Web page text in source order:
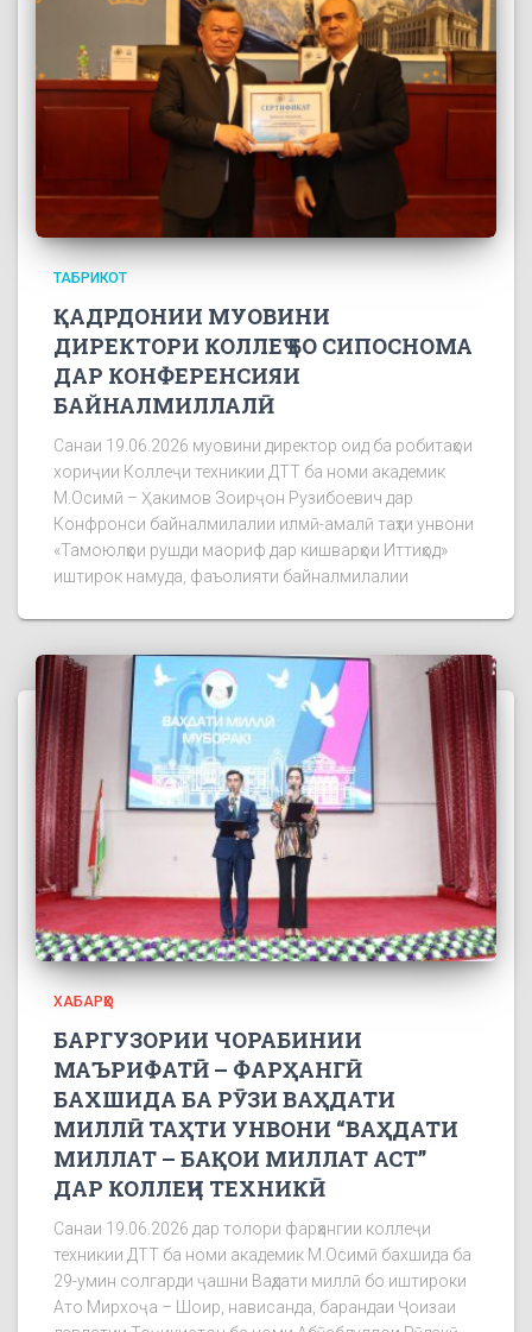
ТАБРИКОТ
ҚАДРДОНИИ МУОВИНИ
ДИРЕКТОРИ КОЛЛЕҶ БО СИПОСНОМА
ДАР КОНФЕРЕНСИЯИ
БАЙНАЛМИЛЛАЛӢ
Санаи 19.06.2026 муовини директор оид ба робитаҳои
хориҷии Коллеҷи техникии ДТТ ба номи академик
М.Осимӣ – Ҳакимов Зоирҷон Рузибоевич дар
Конфронси байналмилалии илмӣ-амалӣ таҳти унвони
«Тамоюлҳои рушди маориф дар кишварҳои Иттиҳод»
иштирок намуда, фаъолияти байналмилалии
ХАБАРҲО
БАРГУЗОРИИ ЧОРАБИНИИ
МАЪРИФАТӢ – ФАРҲАНГӢ
БАХШИДА БА РӮЗИ ВАҲДАТИ
МИЛЛӢ ТАҲТИ УНВОНИ “ВАҲДАТИ
МИЛЛАТ – БАҚОИ МИЛЛАТ АСТ”
ДАР КОЛЛЕҶИ ТЕХНИКӢ
Санаи 19.06.2026 дар толори фарҳангии коллеҷи
техникии ДТТ ба номи академик М.Осимӣ бахшида ба
29-умин солгарди ҷашни Ваҳдати миллӣ бо иштироки
Ато Мирхоҷа – Шоир, нависанда, барандаи Ҷоизаи